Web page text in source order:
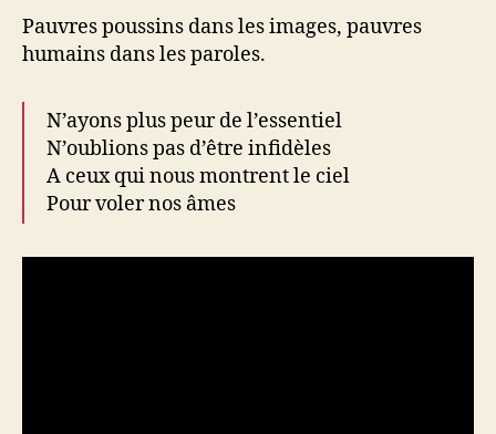
Pauvres poussins dans les images, pauvres
humains dans les paroles.
N’ayons plus peur de l’essentiel
N’oublions pas d’être infidèles
A ceux qui nous montrent le ciel
Pour voler nos âmes